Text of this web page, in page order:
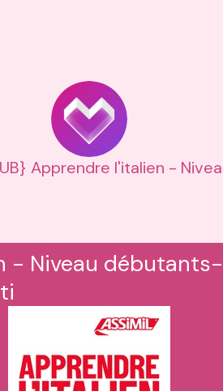
Apprendre l'italien -
- Niveau